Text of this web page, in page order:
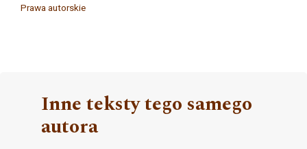
Prawa autorskie
Inne teksty tego samego
autora